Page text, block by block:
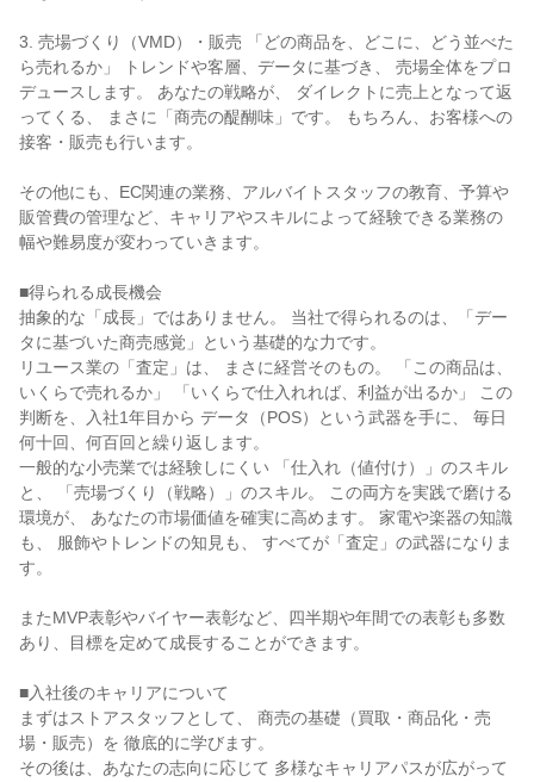
3. 売場づくり（VMD）・販売 「どの商品を、どこに、どう並べた
ら売れるか」 トレンドや客層、データに基づき、 売場全体をプロ
デュースします。 あなたの戦略が、 ダイレクトに売上となって返
ってくる、 まさに「商売の醍醐味」です。 もちろん、お客様への
接客・販売も行います。
その他にも、EC関連の業務、アルバイトスタッフの教育、予算や
販管費の管理など、キャリアやスキルによって経験できる業務の
幅や難易度が変わっていきます。
■得られる成長機会
抽象的な「成長」ではありません。 当社で得られるのは、「デー
タに基づいた商売感覚」という基礎的な力です。
リユース業の「査定」は、 まさに経営そのもの。 「この商品は、
いくらで売れるか」 「いくらで仕入れれば、利益が出るか」 この
判断を、入社1年目から データ（POS）という武器を手に、 毎日
何十回、何百回と繰り返します。
一般的な小売業では経験しにくい 「仕入れ（値付け）」のスキル
と、 「売場づくり（戦略）」のスキル。 この両方を実践で磨ける
環境が、 あなたの市場価値を確実に高めます。 家電や楽器の知識
も、 服飾やトレンドの知見も、 すべてが「査定」の武器になりま
す。
またMVP表彰やバイヤー表彰など、四半期や年間での表彰も多数
あり、目標を定めて成長することができます。
■入社後のキャリアについて
まずはストアスタッフとして、 商売の基礎（買取・商品化・売
場・販売）を 徹底的に学びます。
その後は、あなたの志向に応じて 多様なキャリアパスが広がって